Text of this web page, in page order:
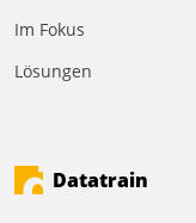
Im Fokus
Lösungen
Datatrain